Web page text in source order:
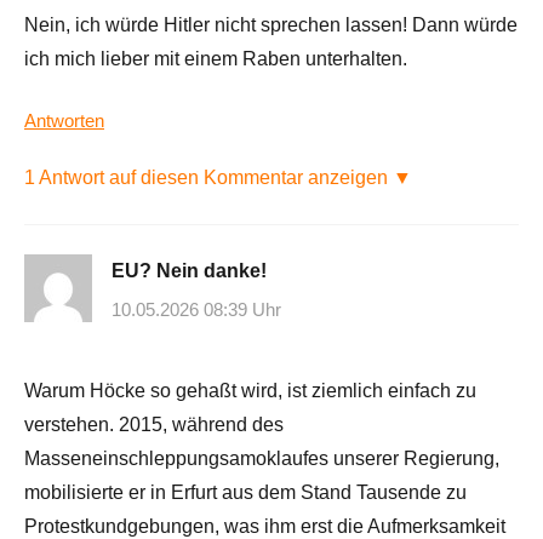
Nein, ich würde Hitler nicht sprechen lassen! Dann würde
ich mich lieber mit einem Raben unterhalten.
Antworten
1 Antwort auf diesen Kommentar anzeigen ▼
EU? Nein danke!
10.05.2026 08:39 Uhr
Warum Höcke so gehaßt wird, ist ziemlich einfach zu
verstehen. 2015, während des
Masseneinschleppungsamoklaufes unserer Regierung,
mobilisierte er in Erfurt aus dem Stand Tausende zu
Protestkundgebungen, was ihm erst die Aufmerksamkeit